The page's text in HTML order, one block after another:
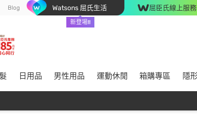
Blog Watsons 屈氏生活
新登場!!
屈臣氏線上服務
日用品 男性用品 運動休閒 箱購專區 隱